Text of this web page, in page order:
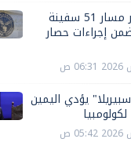
"سنتكوم": تغيير مسار 51 سفينة
إجراءات حصار
يؤدي اليمين